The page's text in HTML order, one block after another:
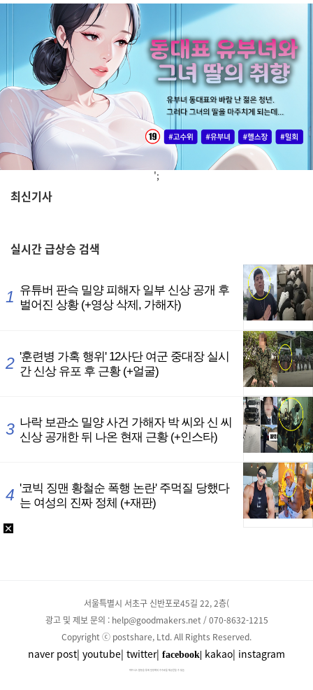
';
최신기사
실시간급상승 검색
서울특별시 서초구 신반포로45길 22, 2층(
광고 및 제보 문의 : help@goodmakers.net / 070-8632-1215
Copyright ⓒ postshare, Ltd. All Rights Reserved.
naver post| youtube| twitter| facebook| kakao| instagram
파트너스 활동을 통해 일정액의 수수료를 제공받을 수 있음